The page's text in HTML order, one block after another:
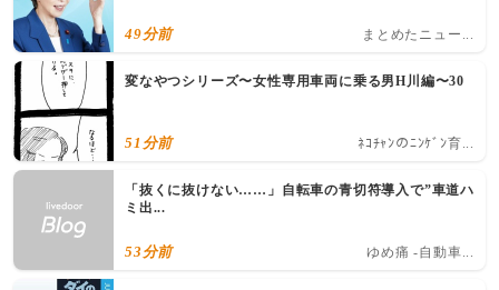
49分前 まとめたニュー...
51分前
変なやつシリーズ〜女性専用車両に乗る男H川編〜30
ﾈｺﾁｬﾝのﾆﾝｹﾞﾝ育...
53分前
「抜くに抜けない……」自転車の青切符導入で”車道ハ
ミ出...
ゆめ痛 -自動車...